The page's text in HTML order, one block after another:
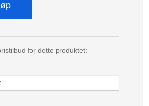
for dette produktet: